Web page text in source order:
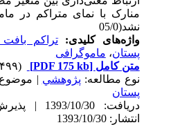
منارک با نمای متراکم در
نشد(05/0
واژه‌های کلیدی:تراکم بافت
پستان،ماموگرافی
متن کامل[PDF 175 kb]
نوع مطالعه:پژوهشي| موضوع
پستان
انتشار: 1393/10/30